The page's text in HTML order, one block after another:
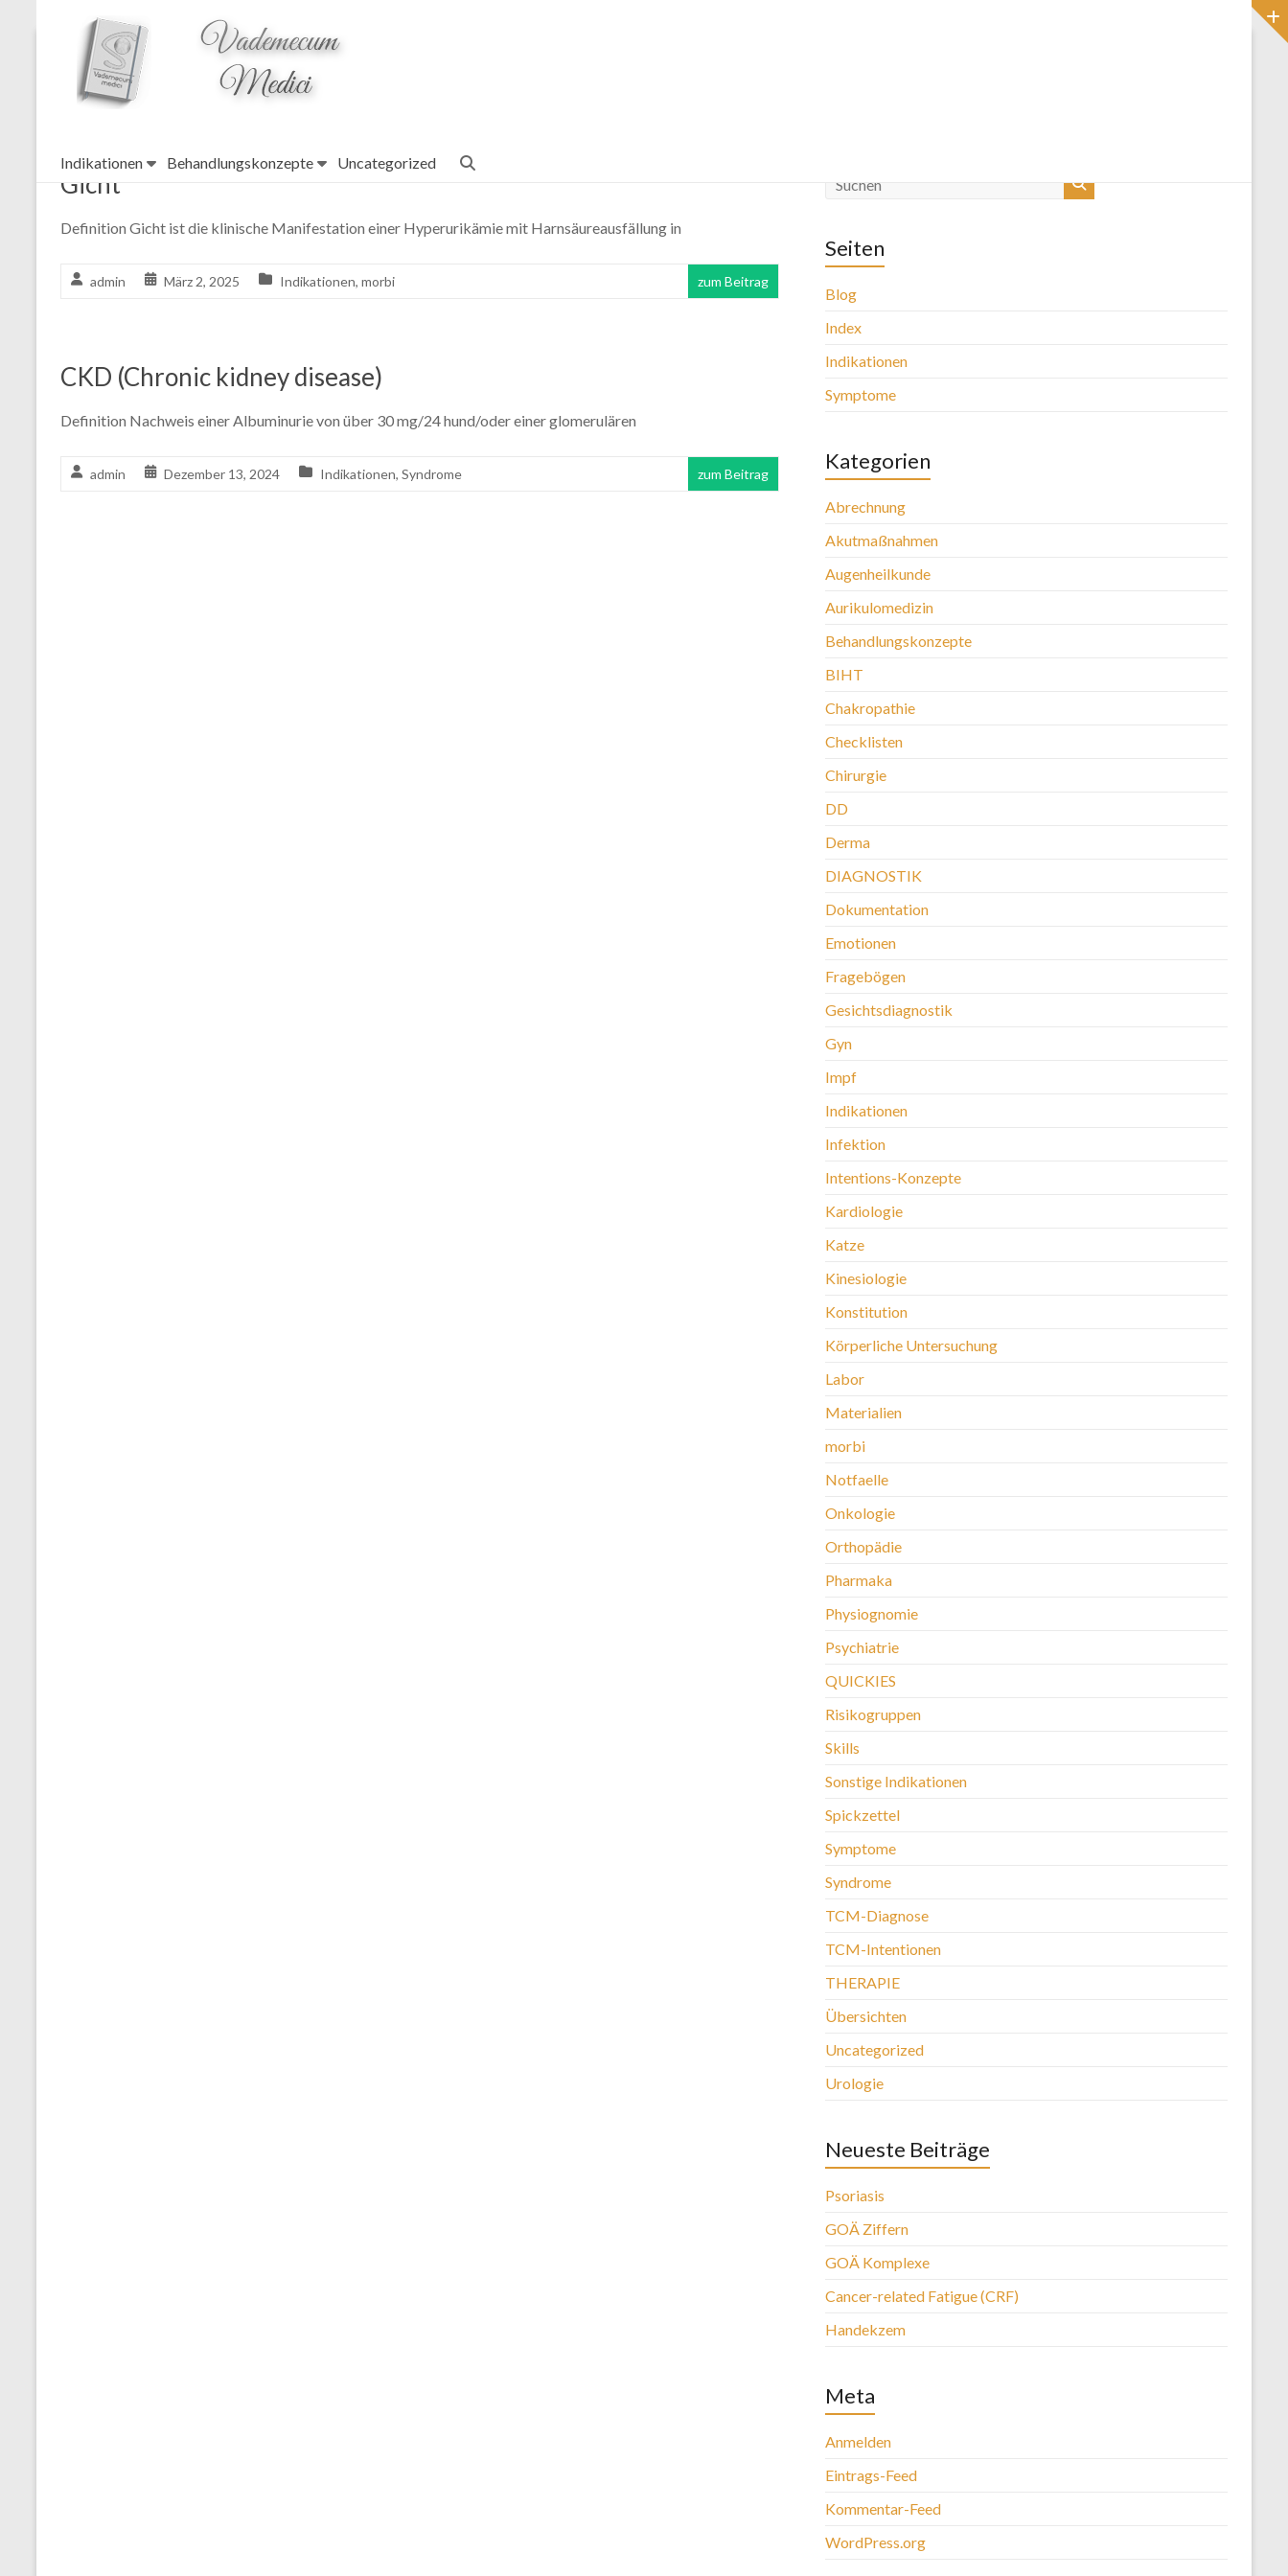
topheader
Indikationen Behandlungskonzepte Uncategorized
Chronic kidney disease
Gicht
Definition Gicht ist die klinische Manifestation einer Hyperurikämie mit Harnsäureausfällung in
admin März 2, 2025 Indikationen, morbi zum Beitrag
CKD (Chronic kidney disease)
Definition Nachweis einer Albuminurie von über 30 mg/24 hund/oder einer glomerulären
admin Dezember 13, 2024 Indikationen, Syndrome zum Beitrag
Seiten
Blog
Index
Indikationen
Symptome
Kategorien
Abrechnung
Akutmaßnahmen
Augenheilkunde
Aurikulomedizin
Behandlungskonzepte
BIHT
Chakropathie
Checklisten
Chirurgie
DD
Derma
DIAGNOSTIK
Dokumentation
Emotionen
Fragebögen
Gesichtsdiagnostik
Gyn
Impf
Indikationen
Infektion
Intentions-Konzepte
Kardiologie
Katze
Kinesiologie
Konstitution
Körperliche Untersuchung
Labor
Materialien
morbi
Notfaelle
Onkologie
Orthopädie
Pharmaka
Physiognomie
Psychiatrie
QUICKIES
Risikogruppen
Skills
Sonstige Indikationen
Spickzettel
Symptome
Syndrome
TCM-Diagnose
TCM-Intentionen
THERAPIE
Übersichten
Uncategorized
Urologie
Neueste Beiträge
Psoriasis
GOÄ Ziffern
GOÄ Komplexe
Cancer-related Fatigue (CRF)
Handekzem
Meta
Anmelden
Eintrags-Feed
Kommentar-Feed
WordPress.org